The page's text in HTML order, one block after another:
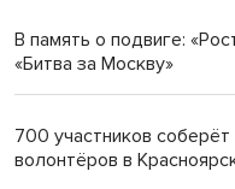
В память о подвиге:
«Битва за Москву»
700 участников
волонтёров в